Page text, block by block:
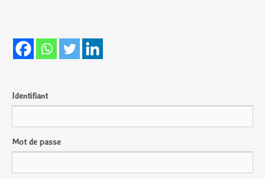
Identifiant
Mot de passe